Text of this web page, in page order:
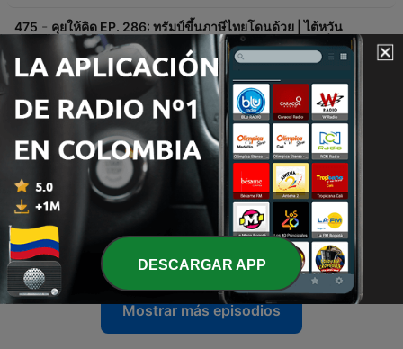
475 - คุยให้คิด EP. 286: ทรัมป์ขึ้นภาษีไทยโดนด้วย | ไต้หวัน
ประท้วงไทยสนับสนุนจีนเดียว | อนุทินเดินหน้าฟ้องยิ่ง
ชีพ
คุยให้คิด EP. 285: สับเละร่างงบปี 70 | ทำไมสิทธิ์บัตร
คนจน 9 ล้านคนไม่ผ่าน | โกงสอบข้าราชการไม่จบ
17 jul. 2026
473 - คุยให้คิด EP. 284: งบ 70 กับดักงบประมาณและคลัง |
เสนอปรับลดยุบหน่วยงานข้าราชการ | ถอดรหัสลับ
คะแนนโหวต
10 jul. 2026
Mostrar más episodios
DESCARGAR APP